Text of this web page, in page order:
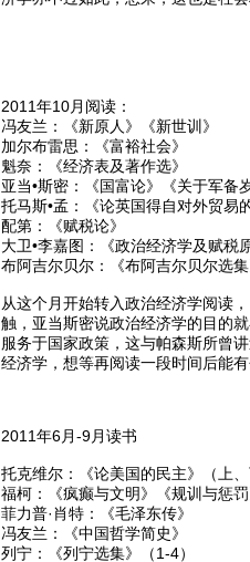
2011年10月阅读：
冯友兰：《新原人》《新世训》
加尔布雷思：《富裕社会》
魁奈：《经济表及著作选》
亚当•斯密：《国富论》《关于军备
托马斯•孟：《论英国得自对外贸易
配第：《赋税论》
大卫•李嘉图：《政治经济学及赋税
布阿吉尔贝尔：《布阿吉尔贝尔选
从这个月开始转入政治经济学阅读
触，亚当斯密说政治经济学的目的
服务于国家政策，这与帕森斯所曾
经济学，想等再阅读一段时间后能
2011年6月-9月读书
托克维尔：《论美国的民主》（上
福柯：《疯癫与文明》《规训与惩
菲力普·肖特：《毛泽东传》
冯友兰：《中国哲学简史》
列宁：《列宁选集》（1-4）